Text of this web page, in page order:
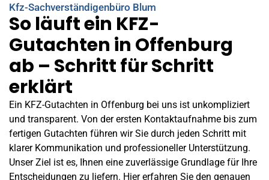
Kfz-Sachverständigenbüro Blum
So läuft ein KFZ-
Gutachten in Offenburg
ab – Schritt für Schritt
erklärt
Ein KFZ-Gutachten in Offenburg bei uns ist unkompliziert
und transparent. Von der ersten Kontaktaufnahme bis zum
fertigen Gutachten führen wir Sie durch jeden Schritt mit
klarer Kommunikation und professioneller Unterstützung.
Unser Ziel ist es, Ihnen eine zuverlässige Grundlage für Ihre
Entscheidungen zu liefern. Hier erfahren Sie den genauen